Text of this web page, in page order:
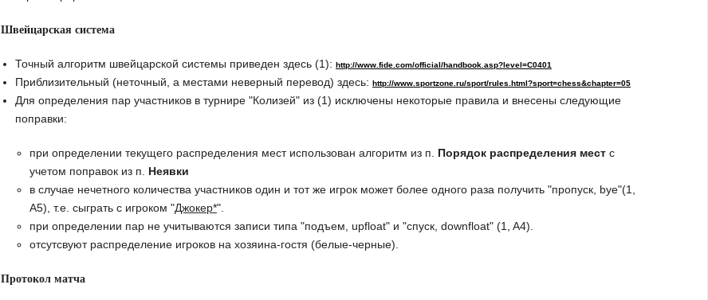
Швейцарская система
Точный алгоритм швейцарской системы приведен здесь (1): http://www.fide.com/official/handbook.asp?level=C0401
Приблизительный (неточный, а местами неверный перевод) здесь: http://www.sportzone.ru/sport/rules.html?sport=chess&chapter=05
Для определения пар участников в турнире "Колизей" из (1) исключены некоторые правила и внесены следующие
поправки:
при определении текущего распределения мест использован алгоритм из п. Порядок распределения мест с
учетом поправок из п. Неявки
в случае нечетного количества участников один и тот же игрок может более одного раза получить "пропуск, bye"(1,
A5), т.е. сыграть с игроком "Джокер*".
при определении пар не учитываются записи типа "подъем, upfloat" и "спуск, downfloat" (1, A4).
отсутсвуют распределение игроков на хозяина-гостя (белые-черные).
Протокол матча